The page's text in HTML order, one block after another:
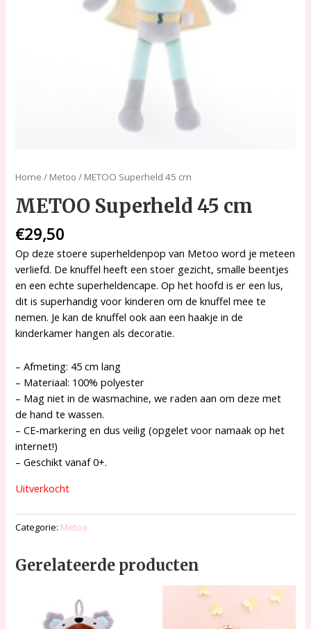
Home / Metoo / METOO Superheld 45 cm
METOO Superheld 45 cm
€29,50
Op deze stoere superheldenpop van Metoo word je meteen
verliefd. De knuffel heeft een stoer gezicht, smalle beentjes
en een echte superheldencape. Op het hoofd is er een lus,
dit is superhandig voor kinderen om de knuffel mee te
nemen. Je kan de knuffel ook aan een haakje in de
kinderkamer hangen als decoratie.
– Afmeting: 45 cm lang
– Materiaal: 100% polyester
– Mag niet in de wasmachine, we raden aan om deze met
de hand te wassen.
– CE-markering en dus veilig (opgelet voor namaak op het
internet!)
– Geschikt vanaf 0+.
Uitverkocht
Categorie: Metoo
Gerelateerde producten